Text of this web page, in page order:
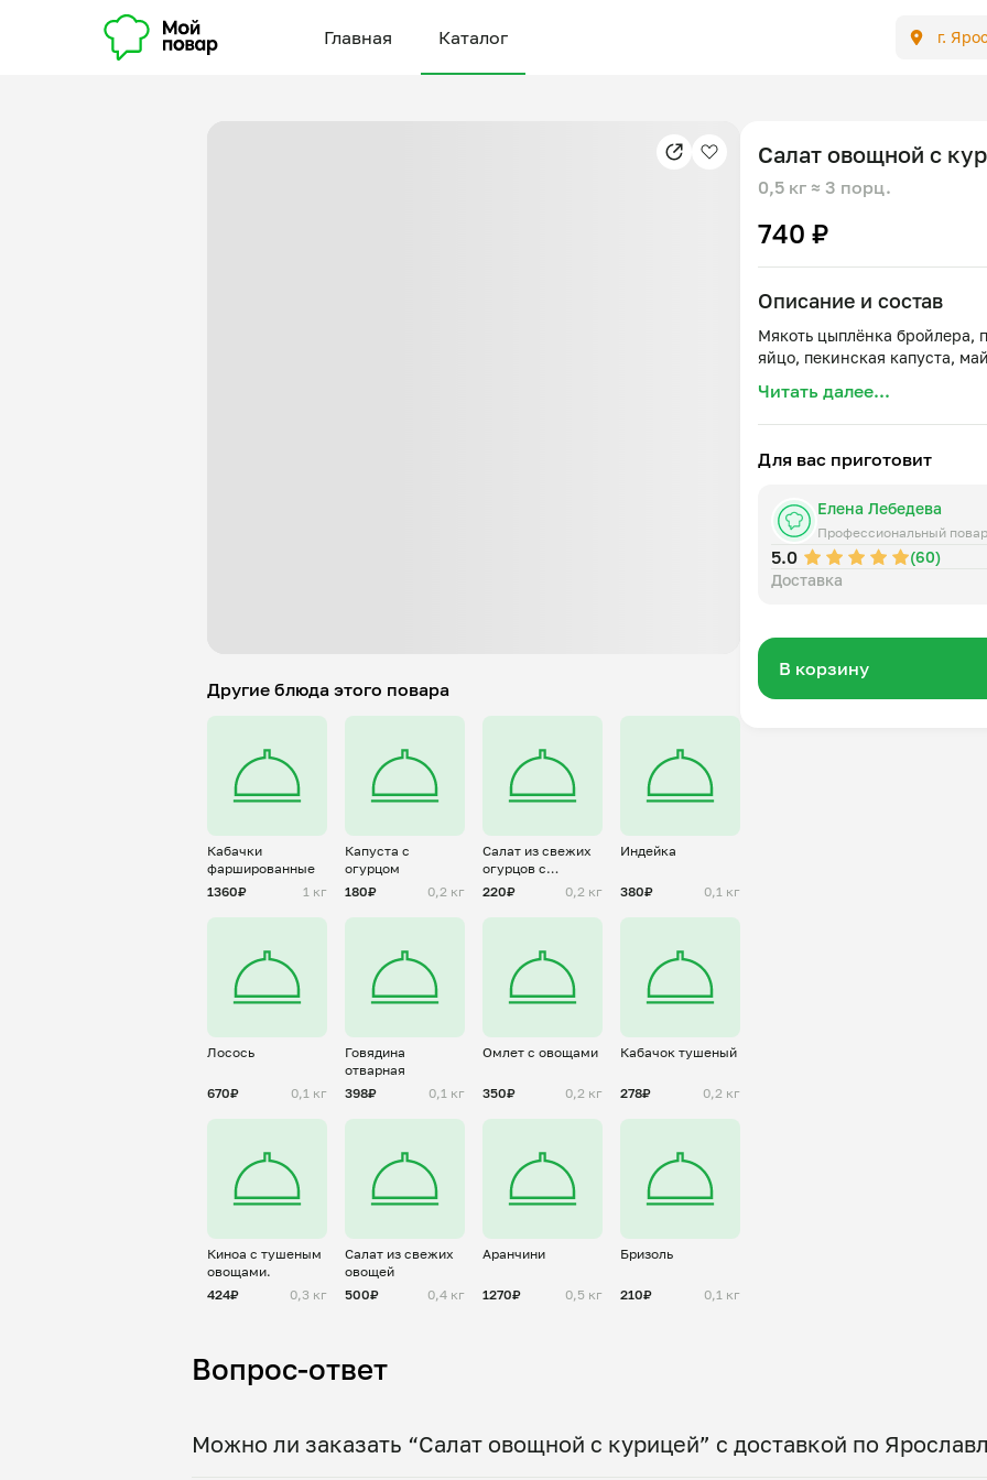
Главная Каталог г.
Другие блюда этого повара
Кабачки
фаршированные
1360₽
1 кг
Капуста с
огурцом
180₽
0,2 кг
Салат из свежих
огурцов с
греческим
220₽ 0,2 кг
Индейка
380₽ 0,1 кг
Лосось
670₽ 0,1 кг
Говядина
отварная
398₽
0,1 кг
Омлет с овощами
350₽ 0,2 кг
Кабачок тушеный
278₽ 0,2 кг
Киноа с тушеным
овощами.
424₽
0,3 кг
Салат из свежих
овощей
500₽
0,4 кг
Аранчини
1270₽ 0,5 кг
Бризоль
210₽ 0,1 кг
Салат овощной с
0,5 кг ≈ 3 порц.
740 ₽
Описание и состав
Мякоть цыплёнка бройлера,
Читать далее...
Для вас приготовит
Елена Лебедева
Профессиональный повар
5.0
(60)
Доставка
В корзину
Вопрос-ответ
Можно ли заказать “Салат овощной с курицей” с доставкой по